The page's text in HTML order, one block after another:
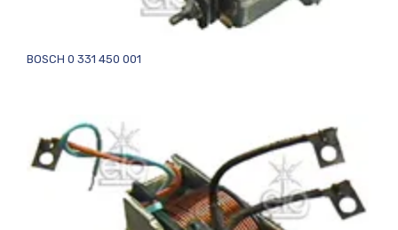
BOSCH 0 331 450 001